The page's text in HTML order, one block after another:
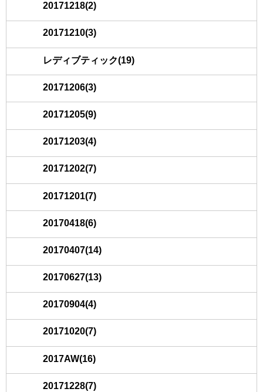
20171218(2)
20171210(3)
レディブティック(19)
20171206(3)
20171205(9)
20171203(4)
20171202(7)
20171201(7)
20170418(6)
20170407(14)
20170627(13)
20170904(4)
20171020(7)
2017AW(16)
20171228(7)